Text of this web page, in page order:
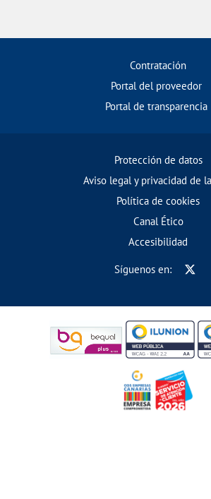
Contratación
Portal del proveedor
Portal de transparencia
Protección de datos
Aviso legal y privacidad de
Política de cookies
Canal Ético
Accesibilidad
Síguenos en: